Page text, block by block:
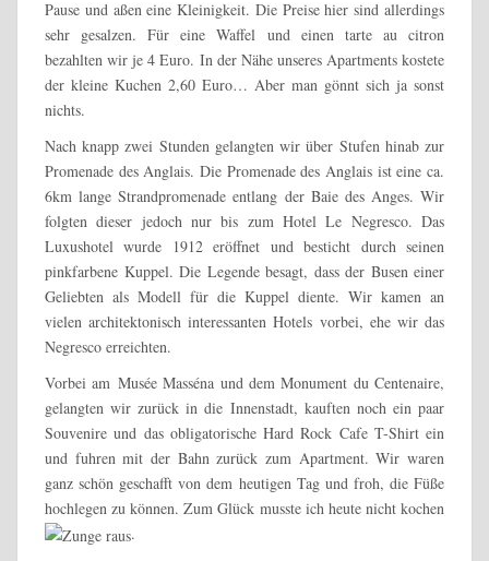
Pause und aßen eine Kleinigkeit. Die Preise hier sind allerdings
sehr gesalzen. Für eine Waffel und einen tarte au citron
bezahlten wir je 4 Euro. In der Nähe unseres Apartments kostete
der kleine Kuchen 2,60 Euro… Aber man gönnt sich ja sonst
nichts.
Nach knapp zwei Stunden gelangten wir über Stufen hinab zur
Promenade des Anglais. Die Promenade des Anglais ist eine ca.
6km lange Strandpromenade entlang der Baie des Anges. Wir
folgten dieser jedoch nur bis zum Hotel Le Negresco. Das
Luxushotel wurde 1912 eröffnet und besticht durch seinen
pinkfarbene Kuppel. Die Legende besagt, dass der Busen einer
Geliebten als Modell für die Kuppel diente. Wir kamen an
vielen architektonisch interessanten Hotels vorbei, ehe wir das
Negresco erreichten.
Vorbei am Musée Masséna und dem Monument du Centenaire,
gelangten wir zurück in die Innenstadt, kauften noch ein paar
Souvenire und das obligatorische Hard Rock Cafe T-Shirt ein
und fuhren mit der Bahn zurück zum Apartment. Wir waren
ganz schön geschafft von dem heutigen Tag und froh, die Füße
hochlegen zu können. Zum Glück musste ich heute nicht kochen
.